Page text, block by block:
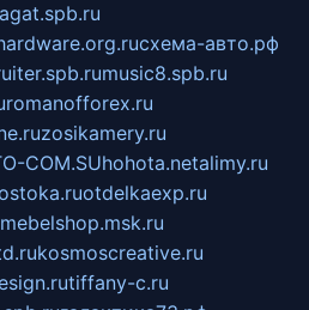
agat.spb.ru
схема-авто.рф
music8.spb.ru
romanofforex.ru
zosikamery.ru
COM.SUhohota.netalimy.ru
otdelkaexp.ru
mebelshop.msk.ru
kosmoscreative.ru
tiffany-c.ru